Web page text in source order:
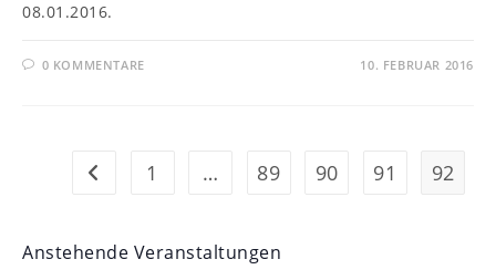
08.01.2016.
0 KOMMENTARE 10. FEBRUAR 2016
Zur vorherigen Seite
1 … 89 90 91 92
Anstehende Veranstaltungen